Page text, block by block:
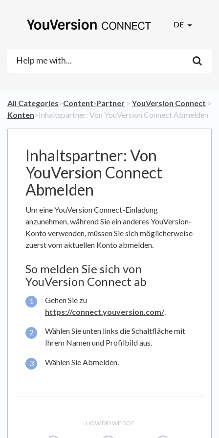
DE
All Categories​>​​Content-Partner ​ > ​ ​YouVersion Connect ​ >
​Konten​>​ Inhaltspartner: Von YouVersion Connect Abmelden
Inhaltspartner: Von
YouVersion Connect
Abmelden
Um eine YouVersion Connect-Einladung
anzunehmen, während Sie ein anderes YouVersion-
Konto verwenden, müssen Sie sich möglicherweise
zuerst vom aktuellen Konto abmelden.
So melden Sie sich von
YouVersion Connect ab
Gehen Sie zu
https://connect.youversion.com/.
Wählen Sie unten links die Schaltfläche mit
Ihrem Namen und Profilbild aus.
Wählen Sie Abmelden.
HOW DID WE DO?